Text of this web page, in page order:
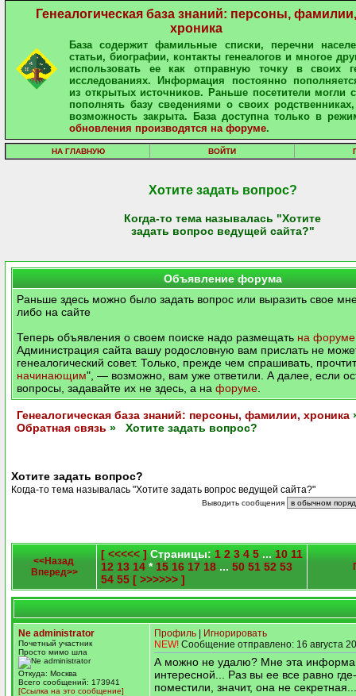
Генеалогическая база знаний: персоны, фамилии,
хроника
База содержит фамильные списки, перечни
статьи, биографии, контакты генеалогов и многое
использовать ее как отправную точку в своих
исследованиях. Информация постоянно
из открытых источников. Раньше посетители могли
пополнять базу сведениями о своих
возможность закрыта. База доступна только в
обновления производятся на форуме.
НА ГЛАВНУЮ ВОЙТИ
Хотите задать вопрос?
Когда-то тема называлась "Хотите
задать вопрос ведущей сайта?"
Объявление форума
Раньше здесь можно было задать вопрос или выразить свое
либо на сайте
Теперь объявления о своем поиске надо размещать на форуме
Администрация сайта вашу родословную вам прислать не
генеалогический совет. Только, прежде чем спрашивать,
начинающим", — возможно, вам уже ответили. А далее, если
вопросы, задавайте их не здесь, а на форуме
Генеалогическая база знаний: персоны, фамилии, хроника
Обратная связь » Хотите задать вопрос?
Хотите задать вопрос?
Когда-то тема называлась "Хотите задать вопрос ведущей сайта?"
Выводить сообщения
<<Назад
Вперед>>
[ <<<<< ] Страницы: 1 2 3 4 5 ... 10 11
12 13 14 * 15 16 17 18 ... 50 51 52 53
54 55 [ >>>>>> ]
Ne administrator
Почетный участник
Просто мимо шла
Откуда: Москва
Всего сообщений: 173941
[Ссылка на это сообщение]
Профиль
Игнорировать
NEW! Сообщение отправлено: 16 августа
А можно не удалю? Мне эта
интересной... Раз вы ее все равно
поместили, значит, она не секретная...